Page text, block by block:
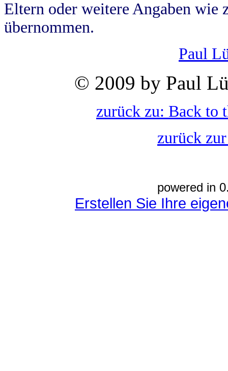
Eltern oder weitere Angaben wie
übernommen.
Paul
© 2009 by Paul
zurück zu: Back to
zurück
powered in
Erstellen Sie Ihre